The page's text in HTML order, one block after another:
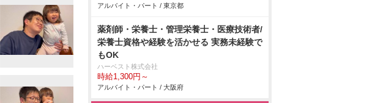
アルバイト・パート / 東京都
薬剤師・栄養士・管理栄養士・医療技術者/
栄養士資格や経験を活かせる 実務未経験で
もOK
ハーベスト株式会社
時給1,300円～
アルバイト・パート / 大阪府